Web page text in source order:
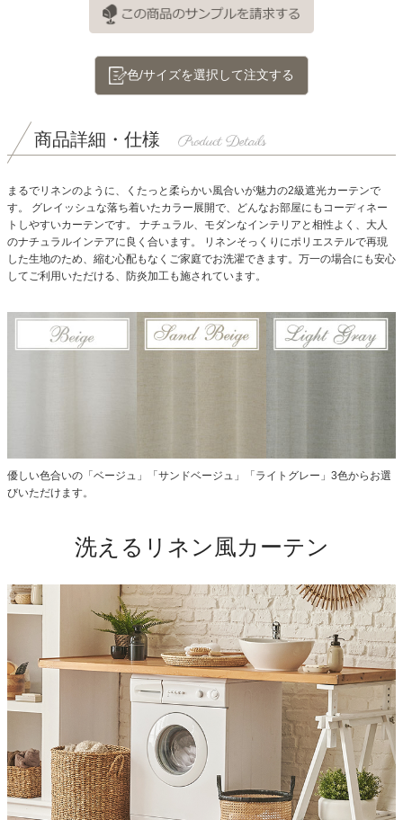
色/サイズを選択して注文する
商品詳細・仕様
まるでリネンのように、くたっと柔らかい風合いが魅力の2級遮光カーテンで
す。 グレイッシュな落ち着いたカラー展開で、どんなお部屋にもコーディネー
トしやすいカーテンです。 ナチュラル、モダンなインテリアと相性よく、大人
のナチュラルインテアに良く合います。
リネンそっくりにポリエステルで再現
した生地のため、縮む心配もなくご家庭でお洗濯できます。万一の場合にも安心
してご利用いただける、防炎加工も施されています。
優しい色合いの「ベージュ」「サンドベージュ」「ライトグレー」3色からお選
びいただけます。
洗えるリネン風カーテン